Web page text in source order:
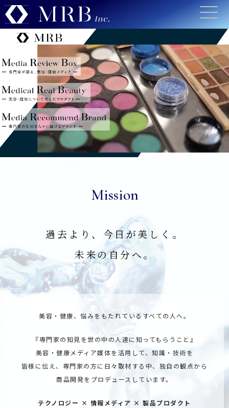
Mission
過去より、今日が美しく。
未来の自分へ。
美容・健康、悩みをもたれているすべての人へ。
『専門家の知見を世の中の人達に知ってもらうこと』
美容・健康メディア媒体を活用して、知識・技術を
皆様に伝え、専門家の方に日々取材する中、独自の観点から
商品開発をプロデュースしています。
テクノロジー × 情報メディア × 製品プロダクト